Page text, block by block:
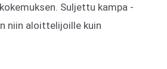
Suljettu kampa -
niin aloittelijoille kuin